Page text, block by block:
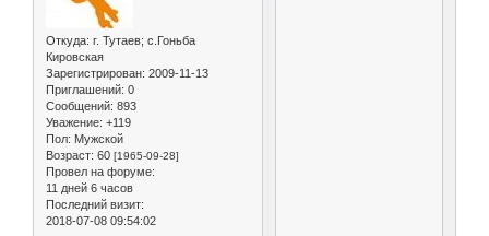
Откуда: г. Тутаев; с.Гоньба
Кировская
Зарегистрирован: 2009-11-13
Приглашений: 0
Сообщений: 893
Уважение: +119
Пол: Мужской
Возраст: 60 [1965-09-28]
Провел на форуме:
11 дней 6 часов
Последний визит:
2018-07-08 09:54:02